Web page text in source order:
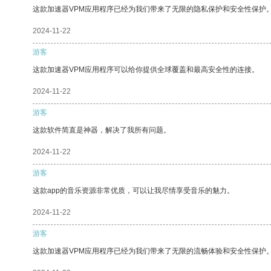
这款加速器VPM应用程序已经为我们带来了无限的隐私保护和安全性保护
2024-11-22
游客
这款加速器VPM应用程序可以给你提供全球覆盖和最高安全性的连接。
2024-11-22
游客
这款软件简直是神器，解决了我所有问题。
2024-11-22
游客
这款app的音乐资源非常优质，可以让我尽情享受音乐的魅力。
2024-11-22
游客
这款加速器VPM应用程序已经为我们带来了无限的流畅体验和安全性保护